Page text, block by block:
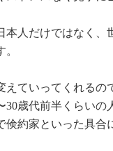
本人だけではなく
ていってくれるの
30歳代前半くらい
倹約家といった具合